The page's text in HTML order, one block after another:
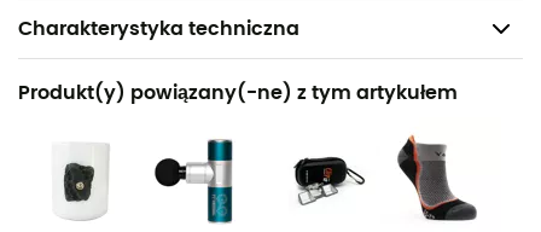
Charakterystyka techniczna
Polecane dla
Wspinaczka / Fitness i Kulturystyka
Rodzaj
Mężczyźni / Kobiety
Produkt(y) powiązany(-ne) z tym artykułem